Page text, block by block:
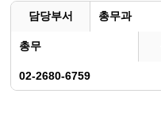
담당부서 총무과
총무
02-2680-6759